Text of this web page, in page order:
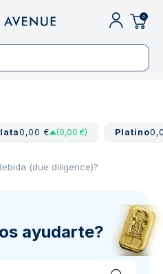
0
0,00 € (0,00 €) Platino
(due diligence)?
ayudarte?